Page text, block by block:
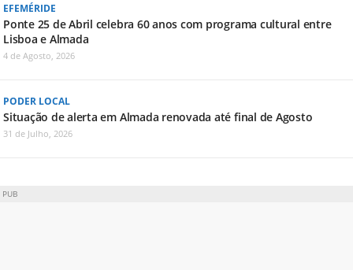
EFEMÉRIDE
Ponte 25 de Abril celebra 60 anos com programa cultural entre
Lisboa e Almada
4 de Agosto, 2026
PODER LOCAL
Situação de alerta em Almada renovada até final de Agosto
31 de Julho, 2026
PUB